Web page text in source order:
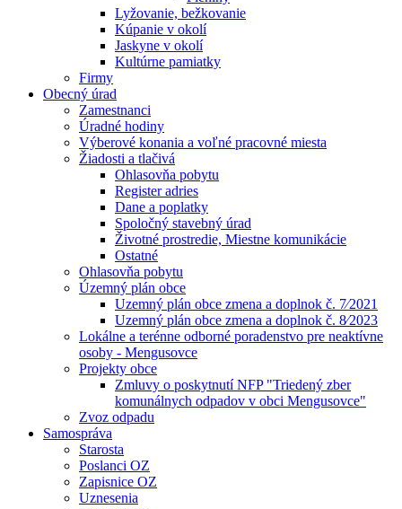
Lyžovanie, bežkovanie
Kúpanie v okolí
Jaskyne v okolí
Kultúrne pamiatky
Firmy
Obecný úrad
Zamestnanci
Úradné hodiny
Výberové konania a voľné pracovné miesta
Žiadosti a tlačivá
Ohlasovňa pobytu
Register adries
Dane a poplatky
Spoločný stavebný úrad
Životné prostredie, Miestne komunikácie
Ostatné
Ohlasovňa pobytu
Územný plán obce
Uzemný plán obce zmena a doplnok č. 7⁄2021
Uzemný plán obce zmena a doplnok č. 8⁄2023
Lokálne a terénne odborné poradenstvo pre neaktívne
osoby - Mengusovce
Projekty obce
Zmluvy o poskytnutí NFP "Triedený zber
komunálnych odpadov v obci Mengusovce"
Zvoz odpadu
Samospráva
Starosta
Poslanci OZ
Zapisnice OZ
Uznesenia